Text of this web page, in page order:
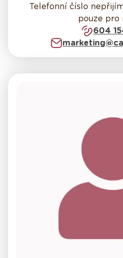
Telefonní číslo
pouze pro
604